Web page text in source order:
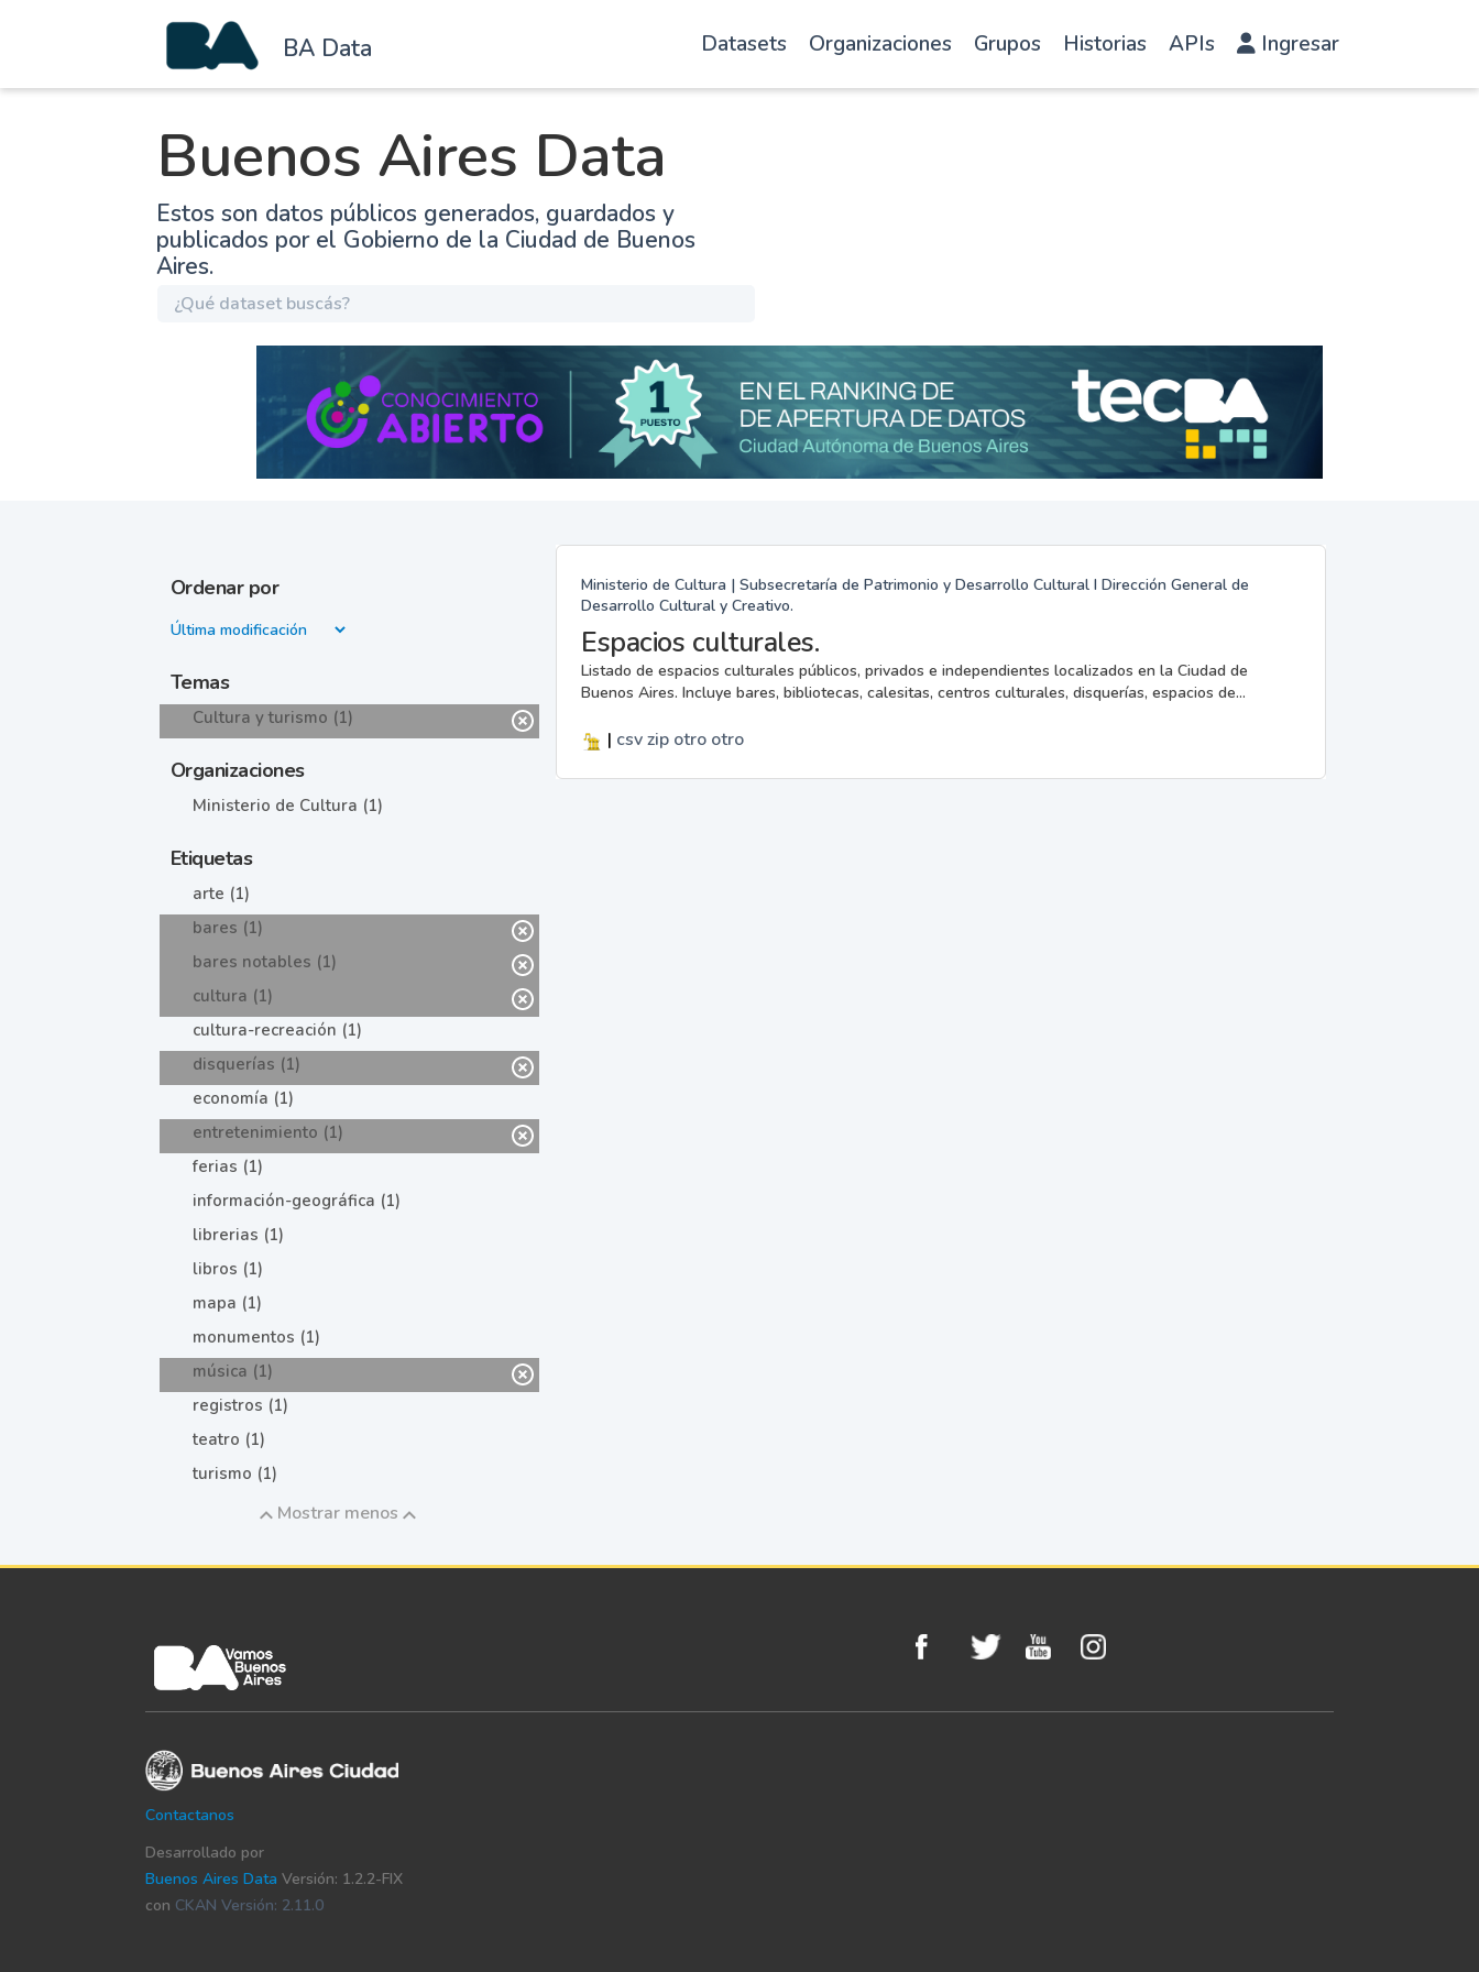
BA Data Datasets Organizaciones Grupos Historias APIs Ingresar
Buenos Aires Data
Estos son datos públicos generados, guardados y
publicados por el Gobierno de la Ciudad de Buenos
Aires.
Ordenar por
Temas
Cultura y turismo (1)
Organizaciones
Ministerio de Cultura (1)
Etiquetas
arte (1)
bares (1)
bares notables (1)
cultura (1)
cultura-recreación (1)
disquerías (1)
economía (1)
entretenimiento (1)
ferias (1)
información-geográfica (1)
librerias (1)
libros (1)
mapa (1)
monumentos (1)
música (1)
registros (1)
teatro (1)
turismo (1)
Mostrar menos
Ministerio de Cultura | Subsecretaría de Patrimonio y Desarrollo Cultural I Dirección General de
Desarrollo Cultural y Creativo.
Espacios culturales.
Listado de espacios culturales públicos, privados e independientes localizados en la Ciudad de
Buenos Aires. Incluye bares, bibliotecas, calesitas, centros culturales, disquerías, espacios de...
| csvzip otro otro
Contactanos
Desarrollado por
Buenos Aires Data Versión: 1.2.2-FIX
con CKAN Versión: 2.11.0